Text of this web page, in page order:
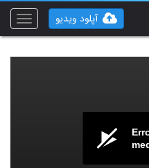
Toggle
آپلود ویدیو